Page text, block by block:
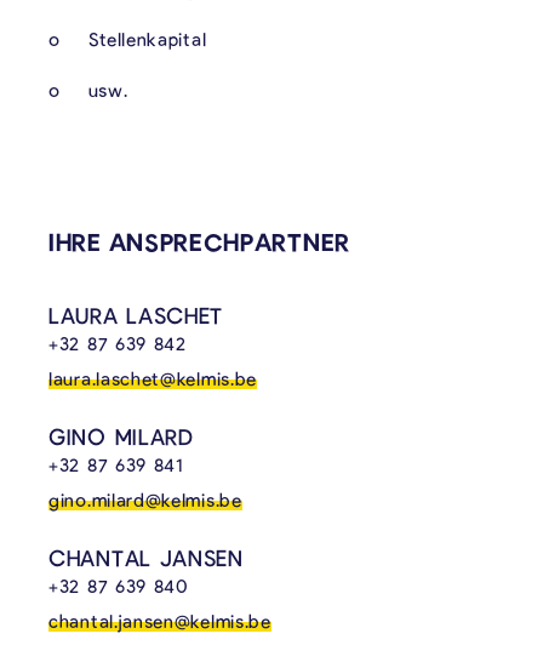
o Stellenkapital
o usw.
IHRE ANSPRECHPARTNER
LAURA LASCHET
+32 87 639 842
laura.laschet@kelmis.be
GINO MILARD
+32 87 639 841
gino.milard@kelmis.be
CHANTAL JANSEN
+32 87 639 840
chantal.jansen@kelmis.be